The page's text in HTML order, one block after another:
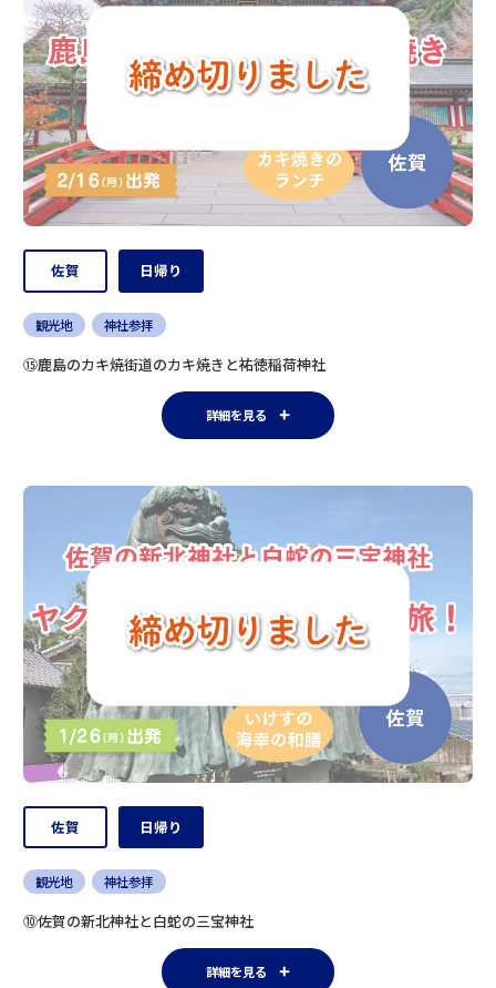
佐賀 日帰り
観光地 神社参拝
⑮鹿島のカキ焼街道のカキ焼きと祐徳稲荷神社
詳細を見る
佐賀 日帰り
観光地 神社参拝
⑩佐賀の新北神社と白蛇の三宝神社
詳細を見る